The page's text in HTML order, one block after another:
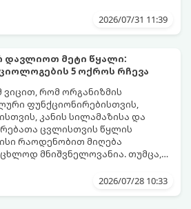
ამ მომენტამდე ბევრად ადრე
40-დან 50 წლამდე ასაკში იწყება
4-დან 8 წლამდე
რომ ეს პერიოდი შფოთვის
მნიშვნელოვანია
რა სიგნალებს გზავნის ორგანიზმი
შეიმსუბუქოთ მდგომარეობა
და
რეკომენდაციებით.
2026/07/31 11:39
დავლიოთ მეტი წყალი:
5 ოქროს რჩევა
ვიცით, რომ ორგანიზმის
ფუნქციონირებისთვის,
კანის სილამაზისა და
ცვლისთვის წყლის
რაოდენობით მიღება
მნიშვნელოვანია. თუმცა,
ჩვევის არქონის გამო, დღის
ან მისი გემო მოსაწყენი2026/07/28 10:33